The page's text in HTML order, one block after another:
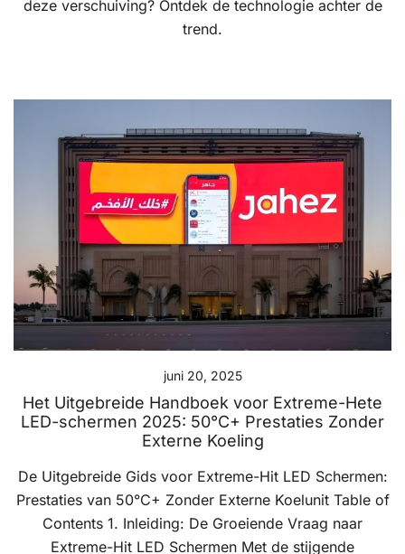
deze verschuiving? Ontdek de technologie achter de
trend.
juni 20, 2025
Het Uitgebreide Handboek voor Extreme-Hete
LED-schermen 2025: 50°C+ Prestaties Zonder
Externe Koeling
De Uitgebreide Gids voor Extreme-Hit LED Schermen:
Prestaties van 50°C+ Zonder Externe Koelunit Table of
Contents 1. Inleiding: De Groeiende Vraag naar
Extreme-Hit LED Schermen Met de stijgende